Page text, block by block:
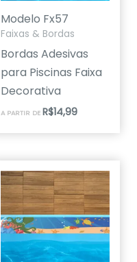
Modelo Fx57
Faixas & Bordas
Bordas Adesivas
para Piscinas Faixa
Decorativa
A PARTIR DE R$14,99